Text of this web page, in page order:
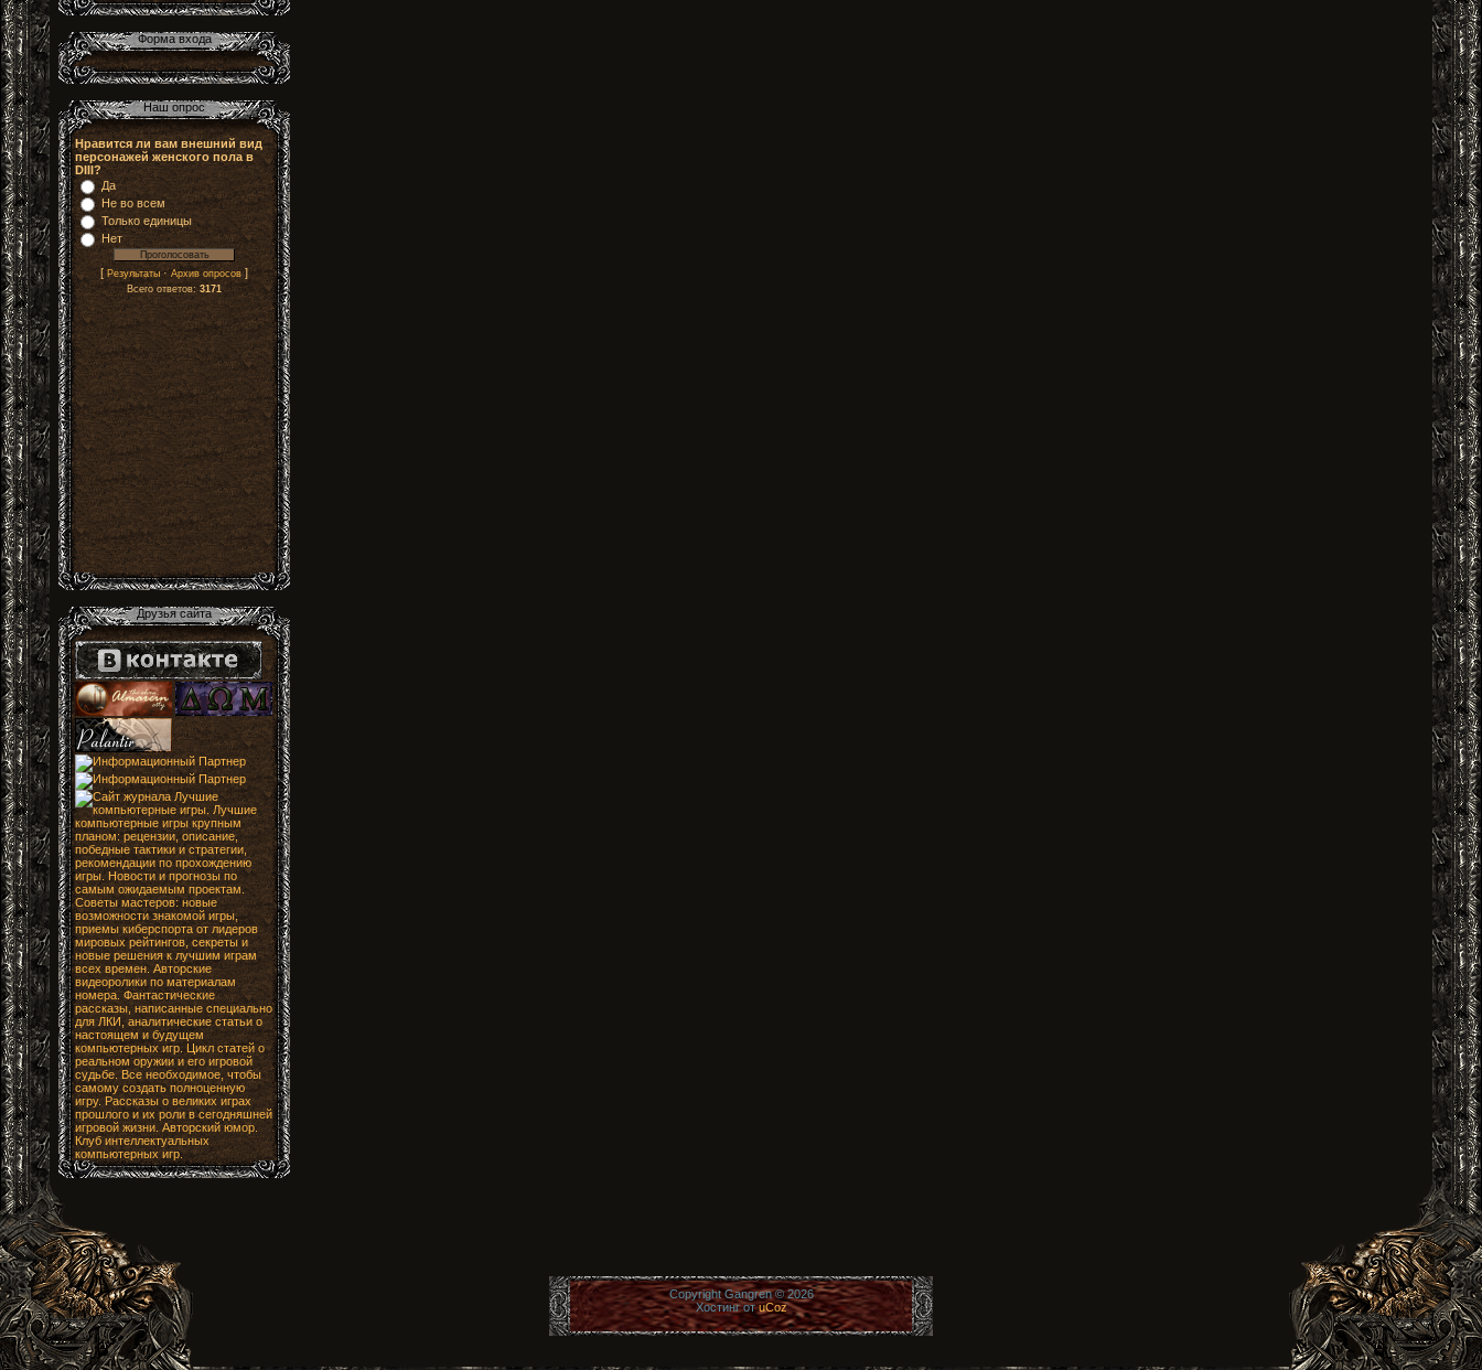
Нравится ли вам внешний вид
персонажей женского пола в
DIII?
Да
Не во всем
Только единицы
Нет
[ Результаты·Архив опросов]
Всего ответов:3171
Copyright Gangren © 2026
Хостинг отuCoz